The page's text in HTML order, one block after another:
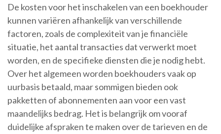
De kosten voor het inschakelen van een boekhouder
kunnen variëren afhankelijk van verschillende
factoren, zoals de complexiteit van je financiële
situatie, het aantal transacties dat verwerkt moet
worden, en de specifieke diensten die je nodig hebt.
Over het algemeen worden boekhouders vaak op
uurbasis betaald, maar sommigen bieden ook
pakketten of abonnementen aan voor een vast
maandelijks bedrag. Het is belangrijk om vooraf
duidelijke afspraken te maken over de tarieven en de